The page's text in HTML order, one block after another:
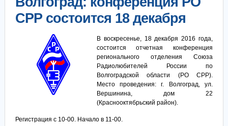
СРР состоится 18 декабря
В воскресенье, 18 декабря 2016 года,
состоится отчетная конференция
регионального отделения Союза
Радиолюбителей России по
Волгоградской области (РО СРР).
Место проведения: г. Волгоград, ул.
Вершинина, дом 22
(Краснооктябрьский район).
Регистрация с 10-00. Начало в 11-00.